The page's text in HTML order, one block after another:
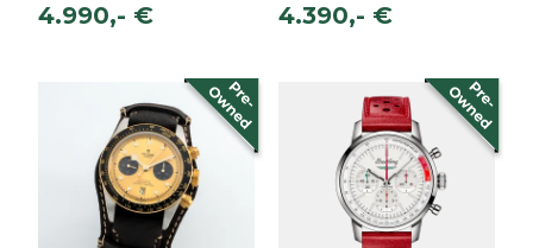
4.990,- € 4.390,- €